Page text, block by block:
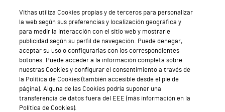
Hospital Vithas Granada
Hospital Universitario Vithas Las Palmas
Hospital Vithas Lleida
Hospital Universitario Vithas Madrid Aravaca
Hospital Universitario Vithas Madrid Arturo Soria
Vithas utiliza Cookies propias y de terceros para personalizar
la web según sus preferencias y localización geográfica y
para medir la interacción con el sitio web y mostrarle
publicidad según su perfil de navegación. Puede denegar,
aceptar su uso o configurarlas con los correspondientes
botones. Puede acceder a la información completa sobre
nuestras Cookies y configurar el consentimiento a través de
la Política de Cookies (también accesible desde el pie de
página). Alguna de las Cookies podría suponer una
transferencia de datos fuera del EEE (más información en la
Política de Cookies).